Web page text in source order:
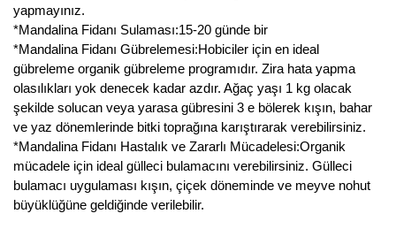
yapmayınız.
*Mandalina Fidanı Sulaması:15-20 günde bir
*Mandalina Fidanı Gübrelemesi:Hobiciler için en ideal
gübreleme organik gübreleme programıdır. Zira hata yapma
olasılıkları yok denecek kadar azdır. Ağaç yaşı 1 kg olacak
şekilde solucan veya yarasa gübresini 3 e bölerek kışın, bahar
ve yaz dönemlerinde bitki toprağına karıştırarak verebilirsiniz.
*Mandalina Fidanı Hastalık ve Zararlı Mücadelesi:Organik
mücadele için ideal gülleci bulamacını verebilirsiniz. Gülleci
bulamacı uygulaması kışın, çiçek döneminde ve meyve nohut
büyüklüğüne geldiğinde verilebilir.